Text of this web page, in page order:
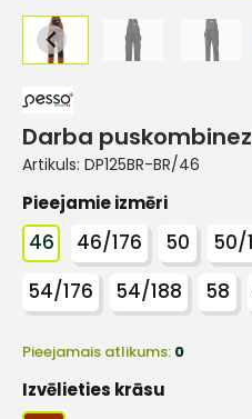
Darba
Artikuls: DP125BR-BR/46
Pieejamie izmēri
46 46/176 50 50/
54/176
54/188 58
Pieejamais atlikums: 0
Izvēlieties krāsu